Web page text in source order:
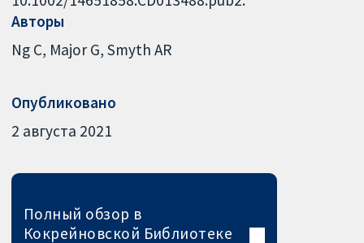
Авторы
Ng C Major G Smyth AR
Опубликовано
2 августа 2021
Полный обзор в
Кокрейновской Библиотеке